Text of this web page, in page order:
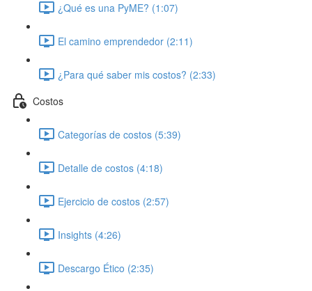
¿Qué es una PyME? (1:07)
El camino emprendedor (2:11)
¿Para qué saber mis costos? (2:33)
Costos
Categorías de costos (5:39)
Detalle de costos (4:18)
Ejercicio de costos (2:57)
Insights (4:26)
Descargo Ético (2:35)